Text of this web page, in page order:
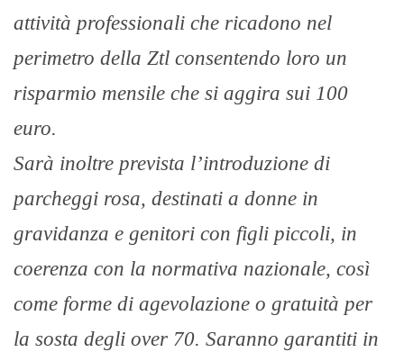
attività professionali che ricadono nel
perimetro della Ztl consentendo loro un
risparmio mensile che si aggira sui 100
euro.
Sarà inoltre prevista l’introduzione di
parcheggi rosa, destinati a donne in
gravidanza e genitori con figli piccoli, in
coerenza con la normativa nazionale, così
come forme di agevolazione o gratuità per
la sosta degli over 70. Saranno garantiti in